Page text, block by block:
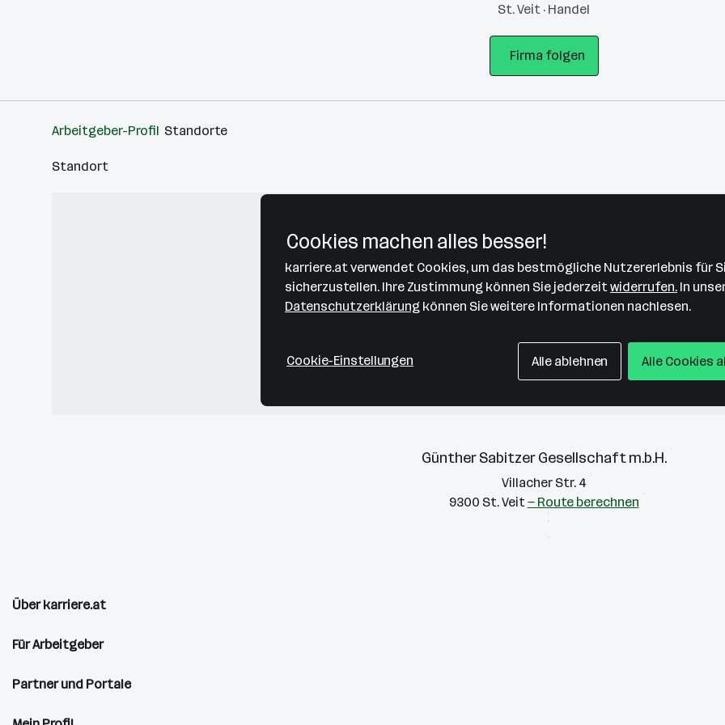
St. Veit · Handel
Firma folgen
Arbeitgeber-Profil Standorte
Standort
Bitte stimme unseren Cookie-
Richtlinien zu, um diese Karte
anzuzeigen.
Zustimmung geben
Günther Sabitzer Gesellschaft m.b.H.
Villacher Str. 4
9300 St. Veit— Route berechnen
Über karriere.at
Für Arbeitgeber
Partner und Portale
Cookies machen alles besser!
karriere.at verwendet Cookies, um das bestmögliche Nutzererlebnis für
sicherzustellen. Ihre Zustimmung können Sie jederzeit widerrufen. In
Datenschutzerklärung können Sie weitere Informationen nachlesen.
Cookie-Einstellungen Alle ablehnen Alle Cookies